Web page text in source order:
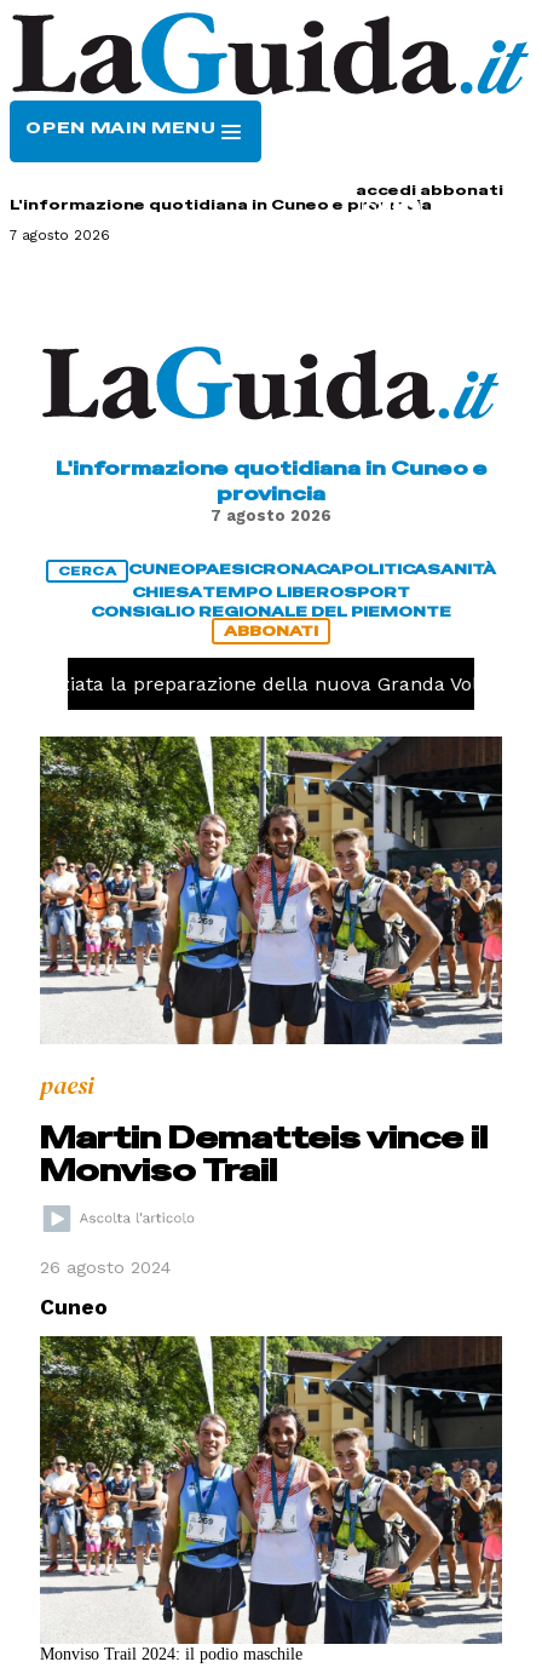
OPEN MAIN MENU
accedi abbonati
L'informazione quotidiana in Cuneo e provincia
7 agosto 2026
L'informazione quotidiana in Cuneo e
provincia
7 agosto 2026
CERCA CUNEOPAESICRONACAPOLITICASANITÀ
CHIESATEMPO LIBEROSPORT
CONSIGLIO REGIONALE DEL PIEMONTE
ABBONATI
iniziata la preparazione della nuova Granda Volley
paesi
Martin Dematteis vince il
Monviso Trail
26 agosto 2024
Cuneo
Monviso Trail 2024: il podio maschile